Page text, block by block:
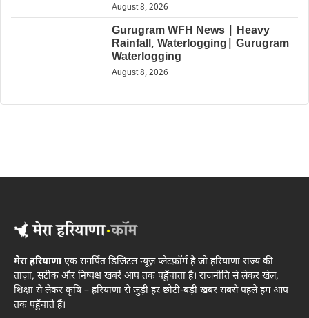
August 8, 2026
Gurugram WFH News | Heavy
Rainfall, Waterlogging| Gurugram
Waterlogging
August 8, 2026
मेरा हरियाणाएक समर्पित डिजिटल न्यूज़ प्लेटफ़ॉर्म है जो हरियाणा राज्य की
ताज़ा, सटीक और निष्पक्ष खबरें आप तक पहुँचाता है। राजनीति से लेकर खेल,
शिक्षा से लेकर कृषि – हरियाणा से जुड़ी हर छोटी-बड़ी खबर सबसे पहले हम आप
तक पहुँचाते हैं।